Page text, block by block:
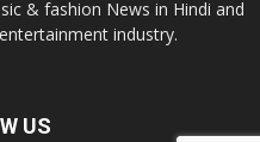
& fashion News in Hindi and
industry.
US